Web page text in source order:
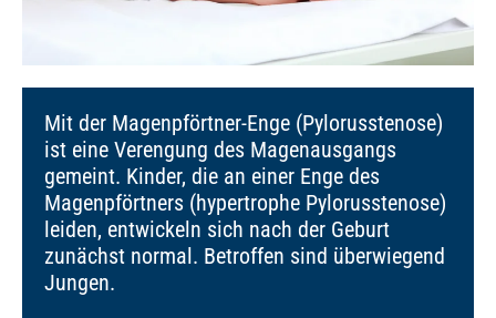
Mit der Magenpförtner-Enge (Pylorusstenose)
ist eine Verengung des Magenausgangs
gemeint. Kinder, die an einer Enge des
Magenpförtners (hypertrophe Pylorusstenose)
leiden, entwickeln sich nach der Geburt
zunächst normal. Betroffen sind überwiegend
Jungen.